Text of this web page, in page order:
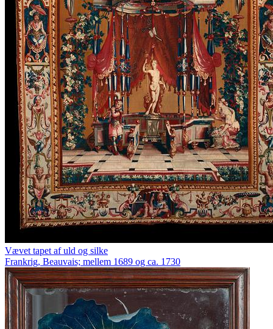
Vævet tapet af uld og silke
Frankrig, Beauvais; mellem 1689 og ca. 1730